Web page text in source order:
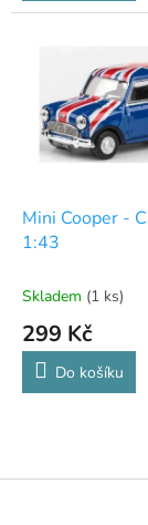
Mini Cooper -
1:43
Skladem (1 ks)
299 Kč
Do košíku
Z